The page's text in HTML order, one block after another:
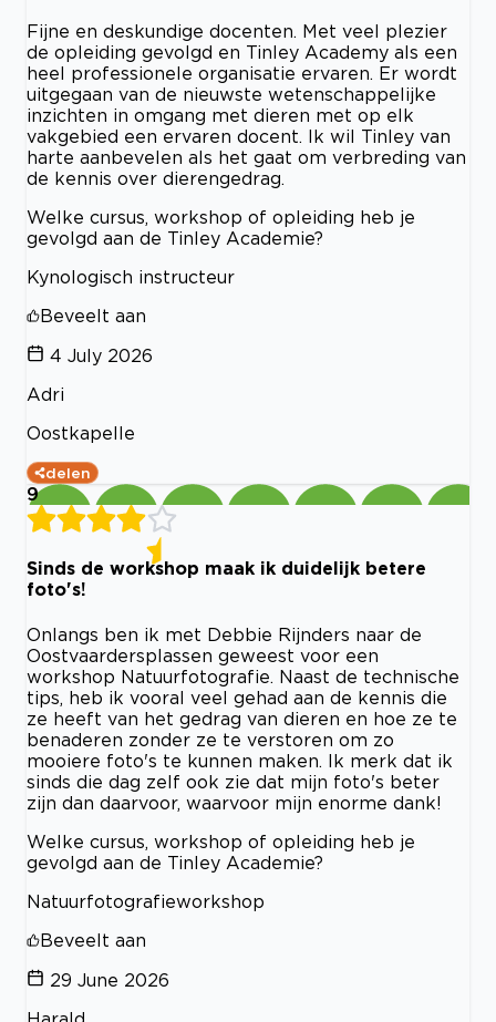
Fijne en deskundige docenten. Met veel plezier
de opleiding gevolgd en Tinley Academy als een
heel professionele organisatie ervaren. Er wordt
uitgegaan van de nieuwste wetenschappelijke
inzichten in omgang met dieren met op elk
vakgebied een ervaren docent. Ik wil Tinley van
harte aanbevelen als het gaat om verbreding van
de kennis over dierengedrag.
Welke cursus, workshop of opleiding heb je
gevolgd aan de Tinley Academie?
Kynologisch instructeur
Beveelt aan
4 July 2026
Adri
Oostkapelle
delen
9
Sinds de workshop maak ik duidelijk betere
foto's!
Onlangs ben ik met Debbie Rijnders naar de
Oostvaardersplassen geweest voor een
workshop Natuurfotografie. Naast de technische
tips, heb ik vooral veel gehad aan de kennis die
ze heeft van het gedrag van dieren en hoe ze te
benaderen zonder ze te verstoren om zo
mooiere foto's te kunnen maken. Ik merk dat ik
sinds die dag zelf ook zie dat mijn foto's beter
zijn dan daarvoor, waarvoor mijn enorme dank!
Welke cursus, workshop of opleiding heb je
gevolgd aan de Tinley Academie?
Natuurfotografieworkshop
Beveelt aan
29 June 2026